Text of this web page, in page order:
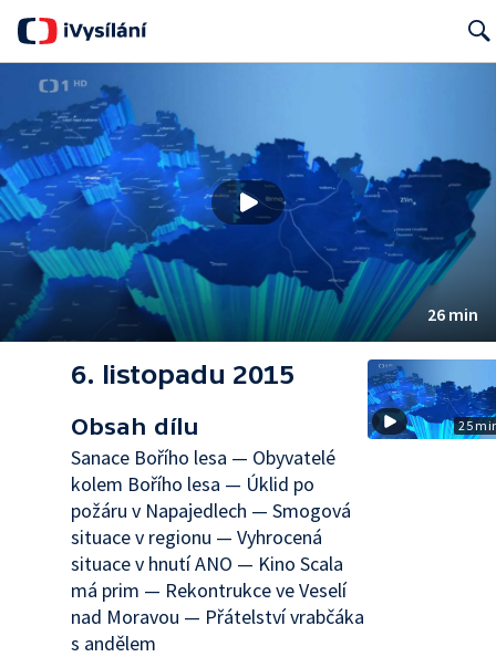
26 min
6. listopadu 2015
Obsah dílu
Sanace Bořího lesa — Obyvatelé
kolem Bořího lesa — Úklid po
požáru v Napajedlech — Smogová
situace v regionu — Vyhrocená
situace v hnutí ANO — Kino Scala
má prim — Rekontrukce ve Veselí
nad Moravou — Přátelství vrabčáka
s andělem
25